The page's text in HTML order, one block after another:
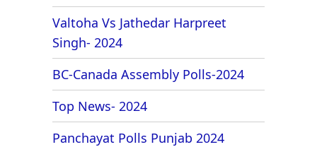
Valtoha Vs Jathedar Harpreet
Singh- 2024
BC-Canada Assembly Polls-2024
Top News- 2024
Panchayat Polls Punjab 2024